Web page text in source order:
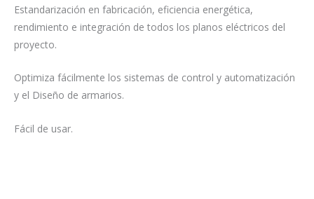
Estandarización en fabricación, eficiencia energética,
rendimiento e integración de todos los planos eléctricos del
proyecto.
Optimiza fácilmente los sistemas de control y automatización
y el Diseño de armarios.
Fácil de usar.